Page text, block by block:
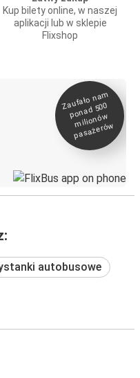
Kup bilety online, w naszej
aplikacji lub w sklepie
Flixshop
Zaufało na
m
ponad 500
milionó
w
pasażeró
w
autobusowe